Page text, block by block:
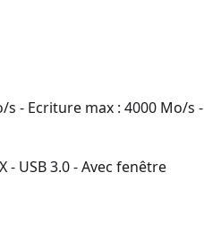
s - Ecriture max : 4000 Mo/s
- USB 3.0 - Avec fenêtre